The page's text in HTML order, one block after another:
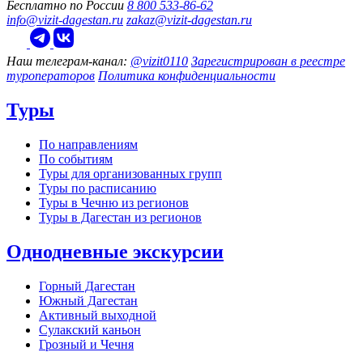
Бесплатно по России 8 800 533-86-62
info@vizit-dagestan.ru zakaz@vizit-dagestan.ru
Наш телеграм‑канал: @vizit0110 Зарегистрирован в реестре
туроператоров Политика конфиденциальности
Туры
По направлениям
По событиям
Туры для организованных групп
Туры по расписанию
Туры в Чечню из регионов
Туры в Дагестан из регионов
Однодневные экскурсии
Горный Дагестан
Южный Дагестан
Активный выходной
Сулакский каньон
Грозный и Чечня